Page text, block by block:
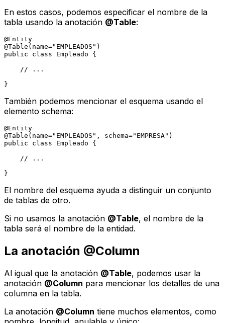
En estos casos, podemos especificar el nombre de la
tabla usando la anotación @Table:
@Entity
@Table(name="EMPLEADOS")
public
class Empleado {
// ...
También podemos mencionar el esquema usando el
elemento schema:
@Entity
@Table(name="EMPLEADOS", schema="EMPRESA")
public
class Empleado {
// ...
El nombre del esquema ayuda a distinguir un conjunto
de tablas de otro.
Si no usamos la anotación @Table, el nombre de la
tabla será el nombre de la entidad.
La anotación @Column
Al igual que la anotación @Table, podemos usar la
anotación @Column para mencionar los detalles de una
columna en la tabla.
La anotación @Column tiene muchos elementos, como